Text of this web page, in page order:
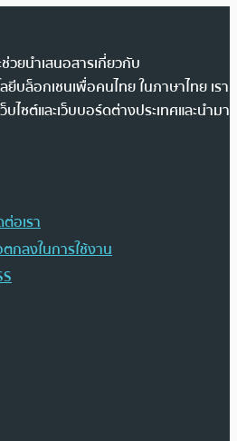
วยนำเสนอสารเกี่ยวกับ
ยีบล็อกเชนเพื่อคนไทย ในภาษาไทย เรา
ซต์และเว็บบอร์ดต่างประเทศและนำมา
อเรา
กลงในการใช้งาน